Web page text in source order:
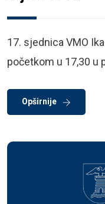
17. sjednica VMO
početkom u 17,30 u
Opširnije